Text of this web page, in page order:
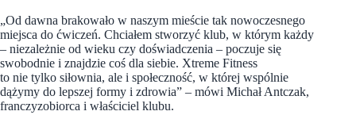
„Od dawna brakowało w naszym mieście tak nowoczesnego
miejsca do ćwiczeń. Chciałem stworzyć klub, w którym każdy
– niezależnie od wieku czy doświadczenia – poczuje się
swobodnie i znajdzie coś dla siebie. Xtreme Fitness
to nie tylko siłownia, ale i społeczność, w której wspólnie
dążymy do lepszej formy i zdrowia” – mówi Michał Antczak,
franczyzobiorca i właściciel klubu.